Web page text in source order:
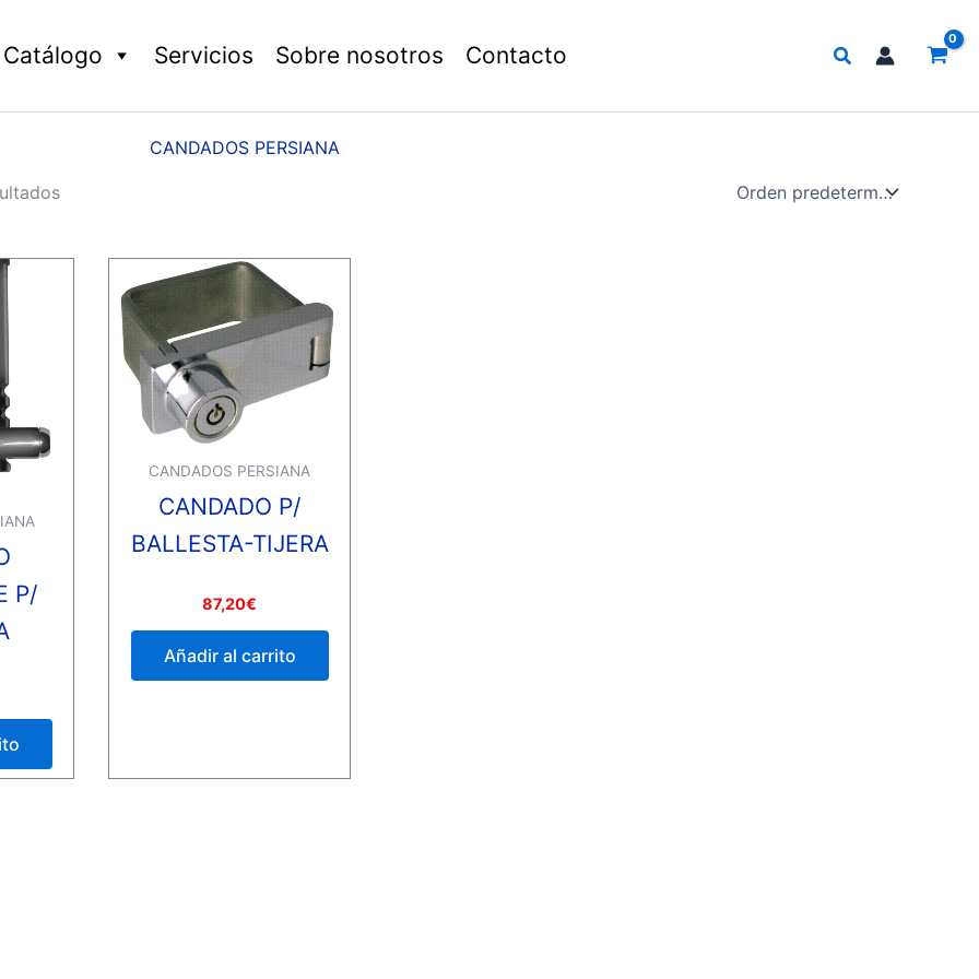
Catálogo Servicios Sobre nosotros Contacto Buscar
CANDADOS PERSIANA
P/
CANDADOS PERSIANA
CANDADO P/
BALLESTA-TIJERA
0
87,20€
Añadir al carrito